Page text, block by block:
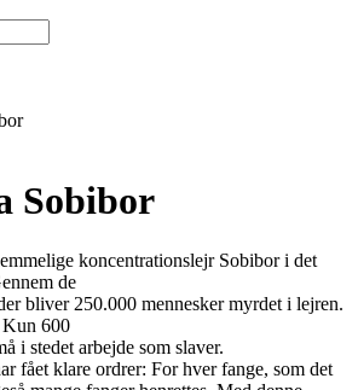
Sobibor
koncentrationslejr Sobibor i det
de
bliver 250.000 mennesker myrdet i lejren.
Kun 600
i stedet arbejde som slaver.
fået klare ordrer: For hver fange, som det